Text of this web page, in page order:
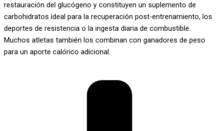
restauración del glucógeno y constituyen un suplemento de
carbohidratos ideal para la recuperación post-entrenamiento, los
deportes de resistencia o la ingesta diaria de combustible.
Muchos atletas también los combinan con ganadores de peso
para un aporte calórico adicional.